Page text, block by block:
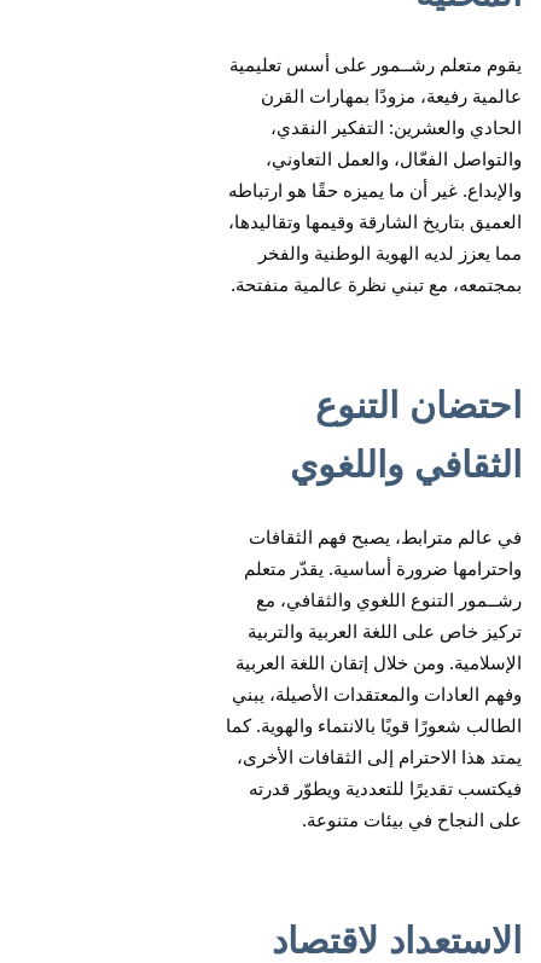
يقوم متعلم رشــمور على أسس تعليمية
عالمية رفيعة، مزودًا بمهارات القرن
الحادي والعشرين: التفكير النقدي،
والتواصل الفعّال، والعمل التعاوني،
والإبداع. غير أن ما يميزه حقًا هو ارتباطه
العميق بتاريخ الشارقة وقيمها وتقاليدها،
مما يعزز لديه الهوية الوطنية والفخر
بمجتمعه، مع تبني نظرة عالمية منفتحة.
احتضان التنوع
الثقافي واللغوي
في عالم مترابط، يصبح فهم الثقافات
واحترامها ضرورة أساسية. يقدّر متعلم
رشــمور التنوع اللغوي والثقافي، مع
تركيز خاص على اللغة العربية والتربية
الإسلامية. ومن خلال إتقان اللغة العربية
وفهم العادات والمعتقدات الأصيلة، يبني
الطالب شعورًا قويًا بالانتماء والهوية. كما
يمتد هذا الاحترام إلى الثقافات الأخرى،
فيكتسب تقديرًا للتعددية ويطوّر قدرته
على النجاح في بيئات متنوعة.
الاستعداد لاقتصاد